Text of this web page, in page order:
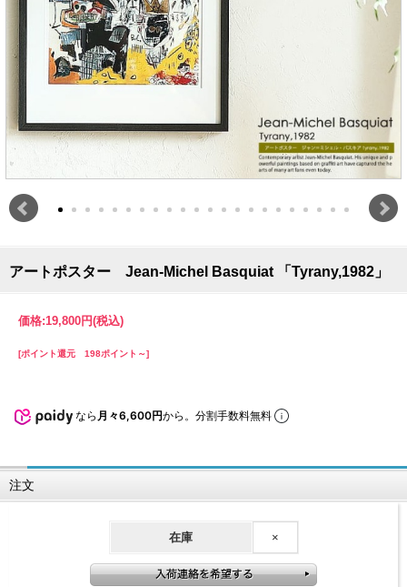
アートポスター Jean-Michel Basquiat 「Tyrany,1982」
価格:19,800円(税込)
[ポイント還元 198ポイント～]
なら 月々6,600円から。分割手数料無料
注文
在庫 ×